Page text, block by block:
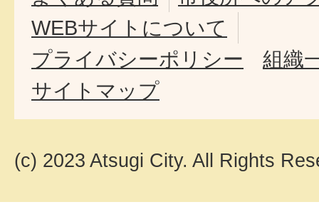
WEBサイトについて
プライバシーポリシー
組織
サイトマップ
(c) 2023 Atsugi City. All Rights